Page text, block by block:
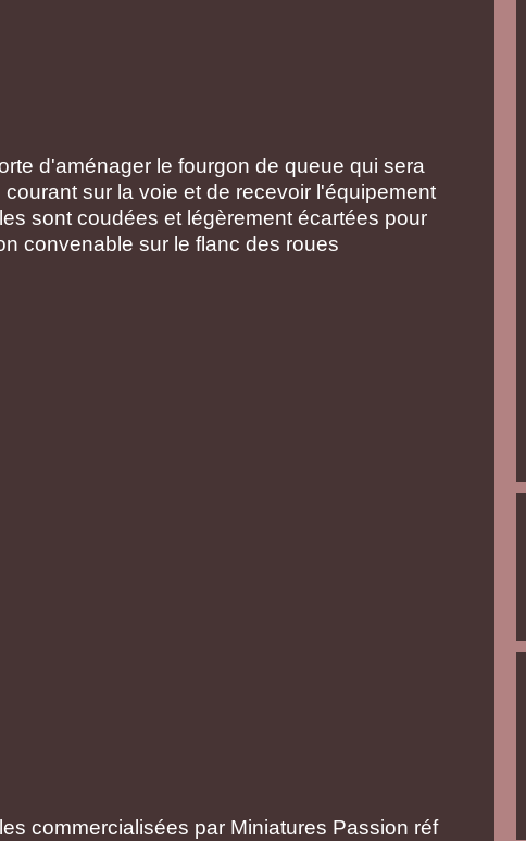
d'aménager le fourgon de queue qui sera
sur la voie et de recevoir l'équipement
sont coudées et légèrement écartées pour
convenable sur le flanc des roues
commercialisées par Miniatures Passion réf